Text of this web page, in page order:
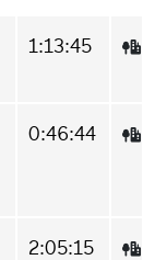
1:13:45
0:46:44
2:05:15